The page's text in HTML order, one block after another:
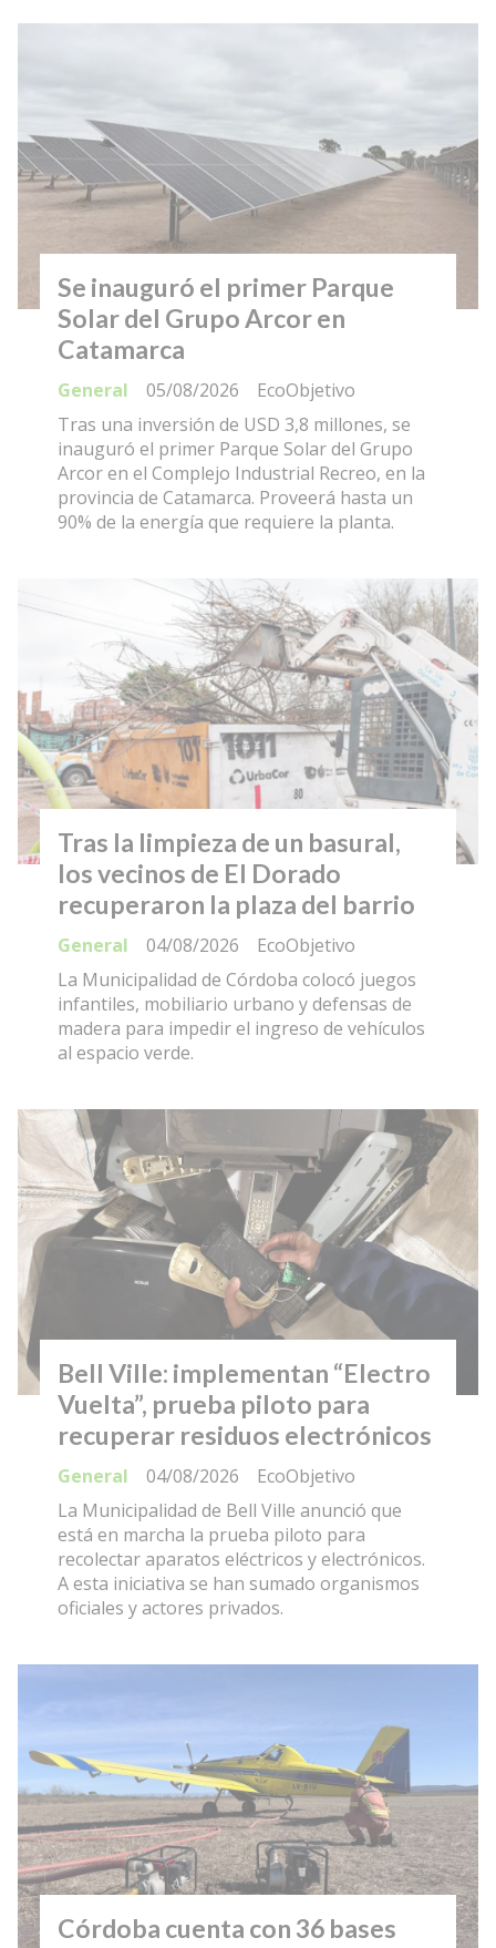
Se inauguró el primer Parque
Solar del Grupo Arcor en
Catamarca
EcoObjetivo
General
05/08/2026
Tras una inversión de USD 3,8 millones, se
inauguró el primer Parque Solar del Grupo
Arcor en el Complejo Industrial Recreo, en la
provincia de Catamarca. Proveerá hasta un
90% de la energía que requiere la planta.
Tras la limpieza de un basural,
los vecinos de El Dorado
recuperaron la plaza del barrio
EcoObjetivo
General
04/08/2026
La Municipalidad de Córdoba colocó juegos
infantiles, mobiliario urbano y defensas de
madera para impedir el ingreso de vehículos
al espacio verde.
Bell Ville: implementan “Electro
Vuelta”, prueba piloto para
recuperar residuos electrónicos
EcoObjetivo
General
04/08/2026
La Municipalidad de Bell Ville anunció que
está en marcha la prueba piloto para
recolectar aparatos eléctricos y electrónicos.
A esta iniciativa se han sumado organismos
oficiales y actores privados.
Córdoba cuenta con 36 bases